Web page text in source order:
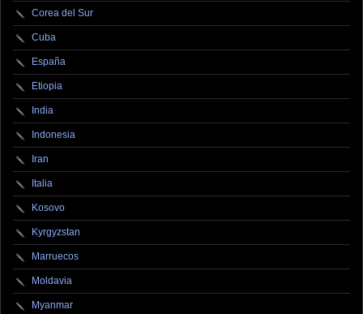
Corea del Sur
Cuba
España
Etiopia
India
Indonesia
Iran
Italia
Kosovo
Kyrgyzstan
Marruecos
Moldavia
Myanmar